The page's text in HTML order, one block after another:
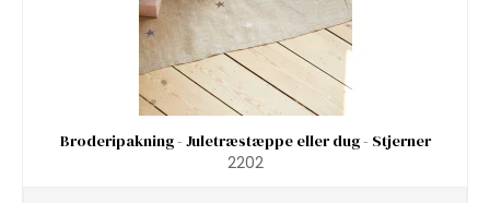
Broderipakning - Juletræstæppe eller dug - Stjerner
2202